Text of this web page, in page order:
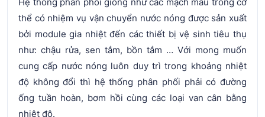
thể có nhiệm vụ vận chuyển nước nóng được sản xuất
bởi module gia nhiệt đến các thiết bị vệ sinh tiêu thụ
như: chậu rửa, sen tắm, bồn tắm … Với mong muốn
cung cấp nước nóng luôn duy trì trong khoảng nhiệt
độ không đổi thì hệ thống phân phối phải có đường
ống tuần hoàn, bơm hồi cùng các loại van cân bằng
nhiệt độ.